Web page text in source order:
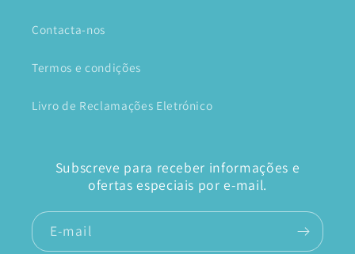
Contacta-nos
Termos e condições
Livro de Reclamações Eletrónico
Subscreve para receber informações e
ofertas especiais por e-mail.
E-mail